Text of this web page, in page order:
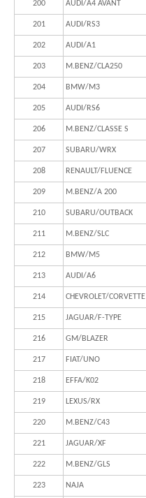
200 AUDI/A4 AVANT
201 AUDI/RS3
202 AUDI/A1
203 M.BENZ/CLA250
204 BMW/M3
205 AUDI/RS6
206 M.BENZ/CLASSE S
207 SUBARU/WRX
208 RENAULT/FLUENCE
209 M.BENZ/A 200
210 SUBARU/OUTBACK
211 M.BENZ/SLC
212 BMW/M5
213 AUDI/A6
214 CHEVROLET/CORVETTE
215 JAGUAR/F-TYPE
216 GM/BLAZER
217 FIAT/UNO
218 EFFA/K02
219 LEXUS/RX
220 M.BENZ/C43
221 JAGUAR/XF
222 M.BENZ/GLS
223 NAJA